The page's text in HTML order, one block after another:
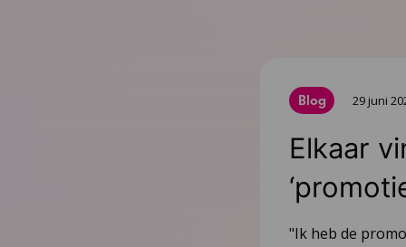
Blog 29 juni
Elkaar
"Ik heb de